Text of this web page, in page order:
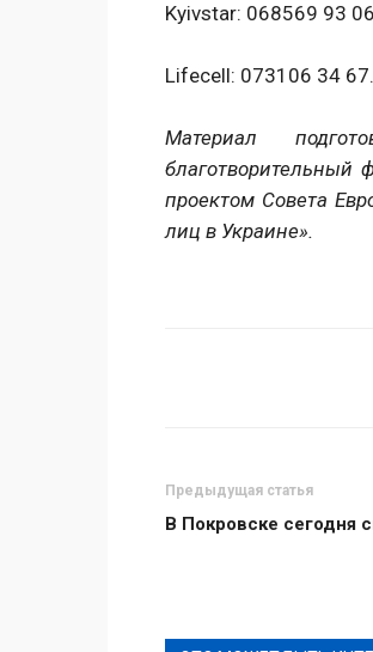
Kyivstar: 068569 93 06
Lifecell: 073106 34 67.
Материал
благотворительный
проектом Совета
лиц в Украине».
Предыдущая статья
В Покровске сегодня